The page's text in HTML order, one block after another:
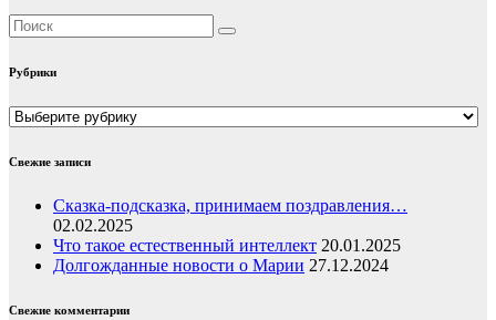
Рубрики
Рубрики
Свежие записи
Сказка-подсказка, принимаем поздравления…
02.02.2025
Что такое естественный интеллект 20.01.2025
Долгожданные новости о Марии 27.12.2024
Свежие комментарии